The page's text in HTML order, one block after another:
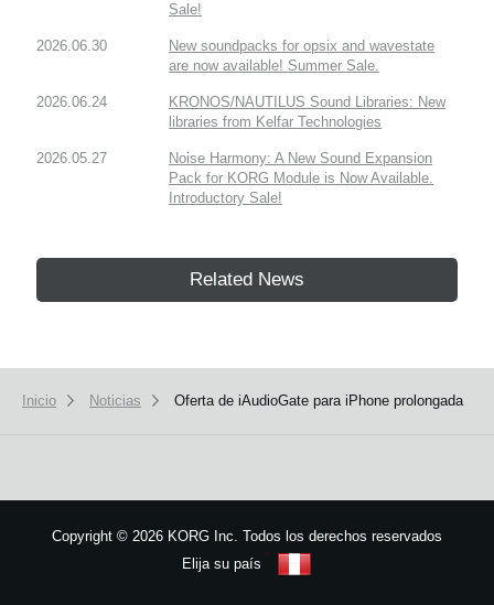
Sale!
2026.06.30
New soundpacks for opsix and wavestate
are now available! Summer Sale.
2026.06.24
KRONOS/NAUTILUS Sound Libraries: New
libraries from Kelfar Technologies
2026.05.27
Noise Harmony: A New Sound Expansion
Pack for KORG Module is Now Available.
Introductory Sale!
Related News
Inicio Noticias Oferta de iAudioGate para iPhone prolongada
Copyright © 2026 KORG Inc. Todos los derechos reservados
Elija su país